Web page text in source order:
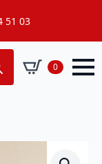
51 03
0